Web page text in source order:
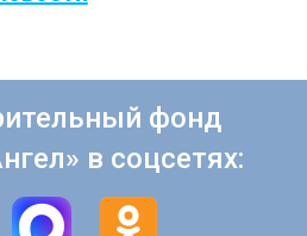
фонд
в соцсетях: